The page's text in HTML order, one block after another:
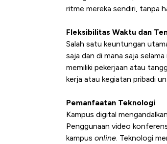
ritme mereka sendiri, tanpa
Fleksibilitas Waktu dan
Salah satu keuntungan
saja dan di mana saja
memiliki pekerjaan atau
kerja atau kegiatan pribadi
Pemanfaatan Teknologi
Kampus digital
Penggunaan video
kampus online . Teknologi